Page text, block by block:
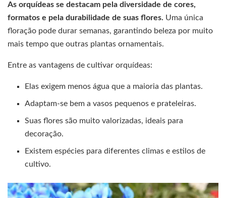
As orquídeas se destacam pela diversidade de cores,
formatos e pela durabilidade de suas flores. Uma única
floração pode durar semanas, garantindo beleza por muito
mais tempo que outras plantas ornamentais.
Entre as vantagens de cultivar orquídeas:
Elas exigem menos água que a maioria das plantas.
Adaptam-se bem a vasos pequenos e prateleiras.
Suas flores são muito valorizadas, ideais para
decoração.
Existem espécies para diferentes climas e estilos de
cultivo.